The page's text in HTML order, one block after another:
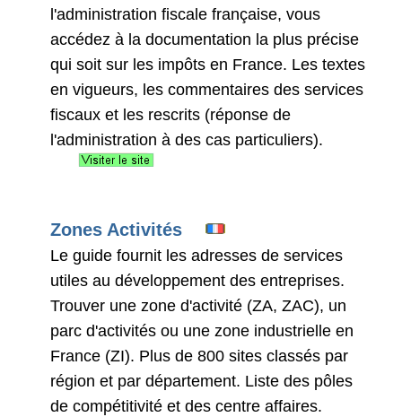
l'administration fiscale française, vous
accédez à la documentation la plus précise
qui soit sur les impôts en France. Les textes
en vigueurs, les commentaires des services
fiscaux et les rescrits (réponse de
l'administration à des cas particuliers).
Zones Activités
Le guide fournit les adresses de services
utiles au développement des entreprises.
Trouver une zone d'activité (ZA, ZAC), un
parc d'activités ou une zone industrielle en
France (ZI). Plus de 800 sites classés par
région et par département. Liste des pôles
de compétitivité et des centre affaires.